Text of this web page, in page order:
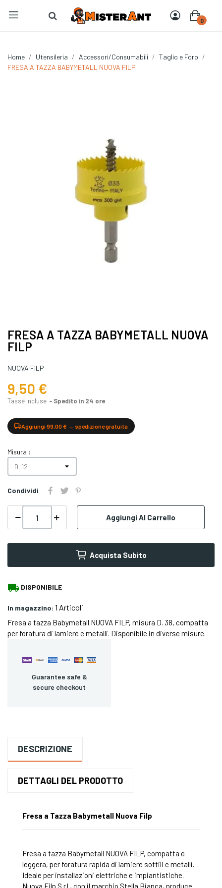
0
Home Utensileria Accessori/Consumabili
Taglio e Foro
FRESA A TAZZA BABYMETALL NUOVA FILP
FRESA A TAZZA BABYMETALL NUOVA
FILP
NUOVA FILP
9,50 €
Tasse incluse Spedito in 24 ore
Aggiungi 99,00 € → spedizione gratuita
Misura :
Condividi
Aggiungi Al Carrello
Acquista Subito
local_shipping DISPONIBILE
In magazzino: 1 Articoli
Fresa a tazza Babymetall NUOVA FILP, misura D. 38, compatta
per foratura di lamiere e metalli. Disponibile in diverse misure.
Guarantee safe &
secure checkout
DESCRIZIONE
DETTAGLI DEL PRODOTTO
Fresa a Tazza Babymetall Nuova Filp
Fresa a tazza Babymetall NUOVA FILP, compatta e
leggera, per foratura rapida di lamiere sottili e metalli.
Ideale per installazioni elettriche e impiantistiche.
Nuova Filp S.r.l., con il marchio Stella Bianca, produce